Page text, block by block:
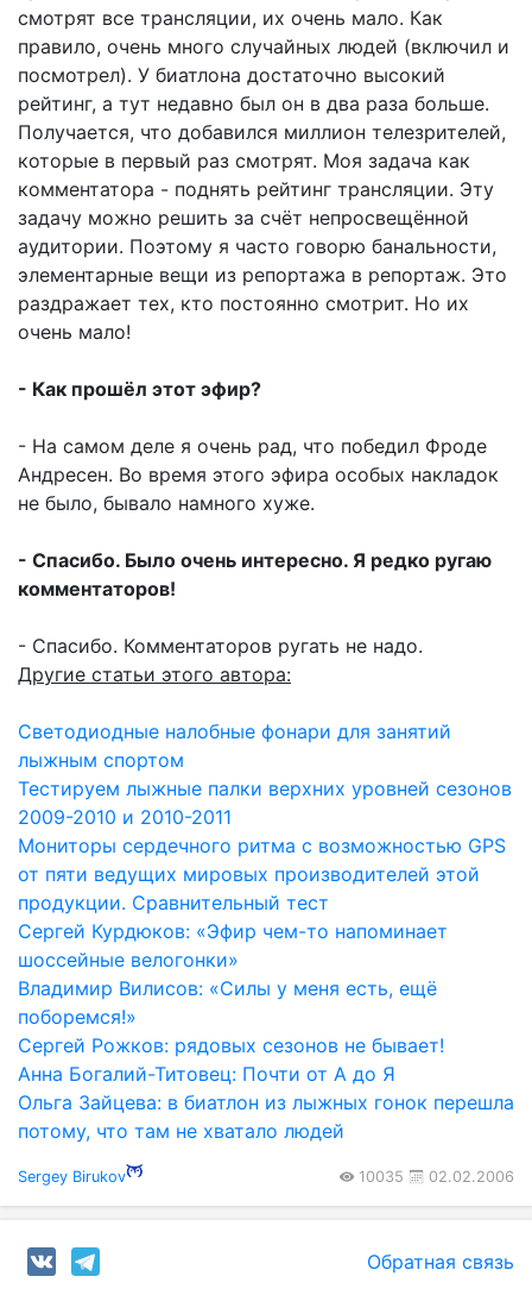
смотрят все трансляции, их очень мало. Как
правило, очень много случайных людей (включил и
посмотрел). У биатлона достаточно высокий
рейтинг, а тут недавно был он в два раза больше.
Получается, что добавился миллион телезрителей,
которые в первый раз смотрят. Моя задача как
комментатора - поднять рейтинг трансляции. Эту
задачу можно решить за счёт непросвещённой
аудитории. Поэтому я часто говорю банальности,
элементарные вещи из репортажа в репортаж. Это
раздражает тех, кто постоянно смотрит. Но их
очень мало!
- Как прошёл этот эфир?
- На самом деле я очень рад, что победил Фроде
Андресен. Во время этого эфира особых накладок
не было, бывало намного хуже.
- Спасибо. Было очень интересно. Я редко ругаю
комментаторов!
- Спасибо. Комментаторов ругать не надо.
Другие статьи этого автора:
Светодиодные налобные фонари для занятий
лыжным спортом
Тестируем лыжные палки верхних уровней сезонов
2009-2010 и 2010-2011
Мониторы сердечного ритма с возможностью GPS
от пяти ведущих мировых производителей этой
продукции. Сравнительный тест
Сергей Курдюков: «Эфир чем-то напоминает
шоссейные велогонки»
Владимир Вилисов: «Силы у меня есть, ещё
поборемся!»
Сергей Рожков: рядовых сезонов не бывает!
Анна Богалий-Титовец: Почти от А до Я
Ольга Зайцева: в биатлон из лыжных гонок перешла
потому, что там не хватало людей
Sergey Birukov 10035 02.02.2006
Обратная связь